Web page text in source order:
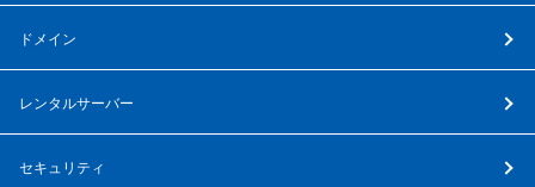
ドメイン
レンタルサーバー
セキュリティ